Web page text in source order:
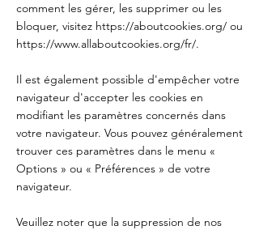
comment les gérer, les supprimer ou les
bloquer, visitez https://aboutcookies.org/ ou
https://www.allaboutcookies.org/fr/.
Il est également possible d'empêcher votre
navigateur d'accepter les cookies en
modifiant les paramètres concernés dans
votre navigateur. Vous pouvez généralement
trouver ces paramètres dans le menu «
Options » ou « Préférences » de votre
navigateur.
Veuillez noter que la suppression de nos